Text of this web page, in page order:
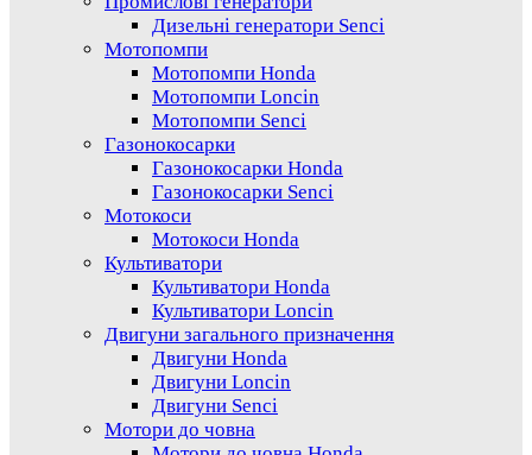
Дизельні генератори Senci
Мотопомпи
Мотопомпи Honda
Мотопомпи Loncin
Мотопомпи Senci
Газонокосарки
Газонокосарки Honda
Газонокосарки Senci
Мотокоси
Мотокоси Honda
Культиватори
Культиватори Honda
Культиватори Loncin
Двигуни загального призначення
Двигуни Honda
Двигуни Loncin
Двигуни Senci
Мотори до човна